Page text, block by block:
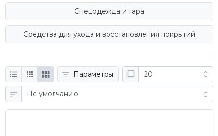
Спецодежда и тара
Средства для ухода и восстановления покрытий
Параметры